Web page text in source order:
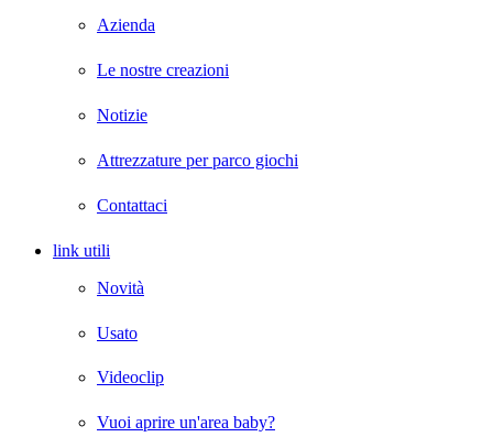
Azienda
Le nostre creazioni
Notizie
Attrezzature per parco giochi
Contattaci
link utili
Novità
Usato
Videoclip
Vuoi aprire un'area baby?